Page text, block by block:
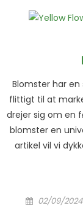
Blomster har
flittigt til at
drejer sig om en
blomster en
artikel vil vi
Posted on
02/09/2024